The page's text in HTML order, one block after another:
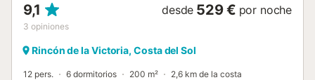
9,1
3 opiniones
desde 529 € por noche
Rincón de la Victoria, Costa del Sol
12 pers. 6 dormitorios 200 m² 2,6 km de la costa